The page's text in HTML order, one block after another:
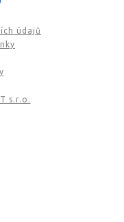
údajů
s.r.o.